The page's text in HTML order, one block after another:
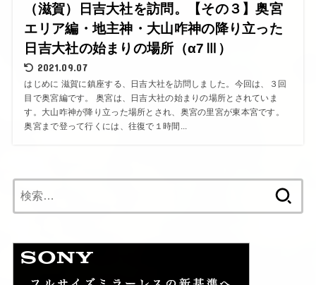
（滋賀）日吉大社を訪問。【その３】奥宮
エリア編・地主神・大山咋神の降り立った
日吉大社の始まりの場所（α7Ⅲ）
2021.09.07
はじめに 滋賀に鎮座する、日吉大社を訪問しました。今回は、３回
目で奥宮編です。 奥宮は、日吉大社の始まりの場所とされていま
す。大山咋神が降り立った場所とされ、奥宮の里宮が東本宮です。
奥宮まで登って行くには、往復で１時間...
索: